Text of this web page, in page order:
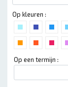
Op kleuren :
Op een termijn :